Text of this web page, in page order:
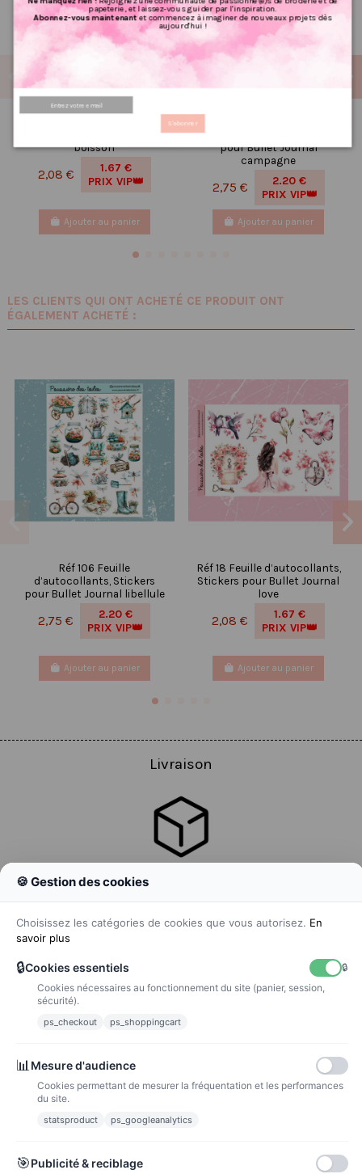
Stickers pour Bullet Journal
boisson
2,08 €
1.67 €
PRIX VIP👑
Ajouter au panier
pour Bullet Journal
campagne
2,75 €
2.20 €
PRIX VIP👑
Ajouter au panier
LES CLIENTS QUI ONT ACHETÉ CE PRODUIT ONT
ÉGALEMENT ACHETÉ :
Réf 106 Feuille
d’autocollants, Stickers
pour Bullet Journal libellule
2,75 €
2.20 €
PRIX VIP👑
Ajouter au panier
Réf 18 Feuille d’autocollants,
Stickers pour Bullet Journal
love
2,08 €
1.67 €
PRIX VIP👑
Ajouter au panier
Livraison
La poste
papeterie, et laissez-vous guider par l'inspiration.
Abonnez-vous maintenantet commencez à imaginer de nouveaux projets dès
aujourd'hui !
S'abonner
🍪 Gestion des cookies
Choisissez les catégories de cookies que vous autorisez. En
savoir plus
🔒Cookies essentiels
🔒
Cookies nécessaires au fonctionnement du site (panier, session,
sécurité).
ps_checkout ps_shoppingcart
📊 Mesure d'audience
Cookies permettant de mesurer la fréquentation et les performances
du site.
statsproduct ps_googleanalytics
🎯Publicité & reciblage